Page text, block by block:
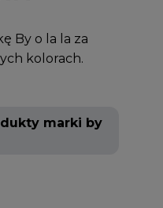
By o la la za
kolorach.
marki by